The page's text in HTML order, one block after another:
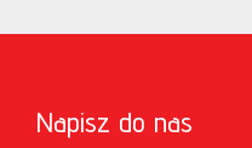
Napisz do nas